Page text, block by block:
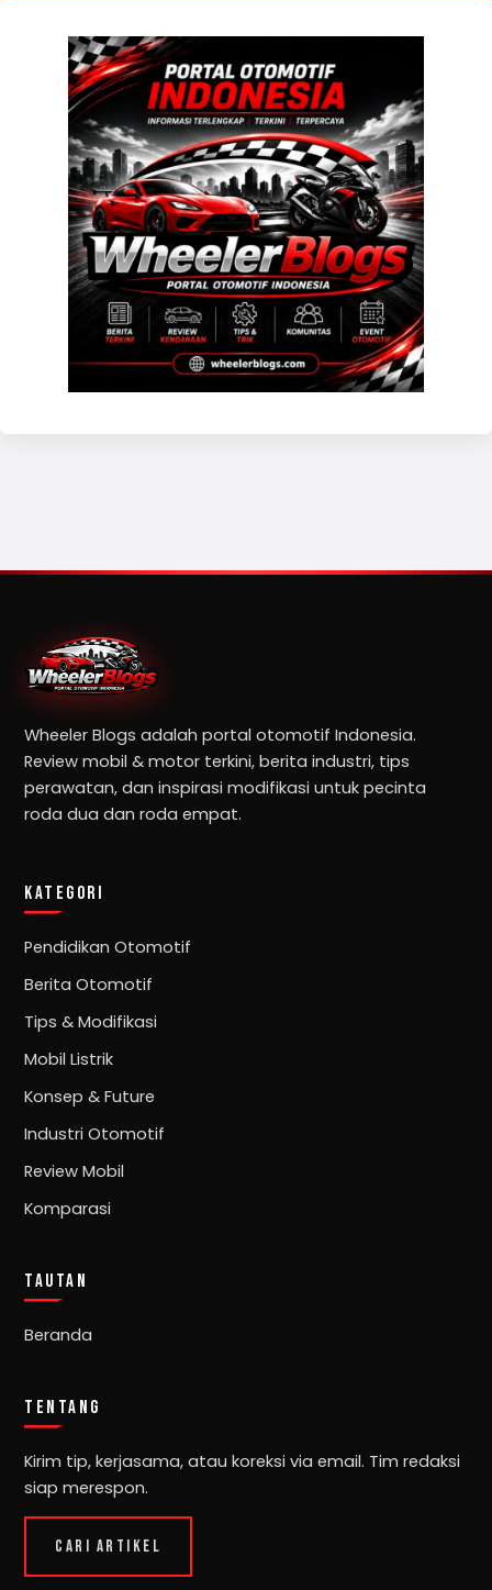
Wheeler Blogs adalah portal otomotif Indonesia.
Review mobil & motor terkini, berita industri, tips
perawatan, dan inspirasi modifikasi untuk pecinta
roda dua dan roda empat.
KATEGORI
Pendidikan Otomotif
Berita Otomotif
Tips & Modifikasi
Mobil Listrik
Konsep & Future
Industri Otomotif
Review Mobil
Komparasi
TAUTAN
Beranda
TENTANG
Kirim tip, kerjasama, atau koreksi via email. Tim redaksi
siap merespon.
CARI ARTIKEL